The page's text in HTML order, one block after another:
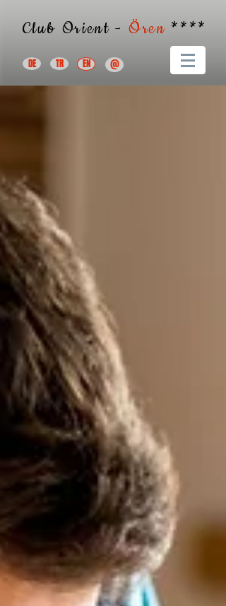
Club Orient - Ören****
DE TR EN @